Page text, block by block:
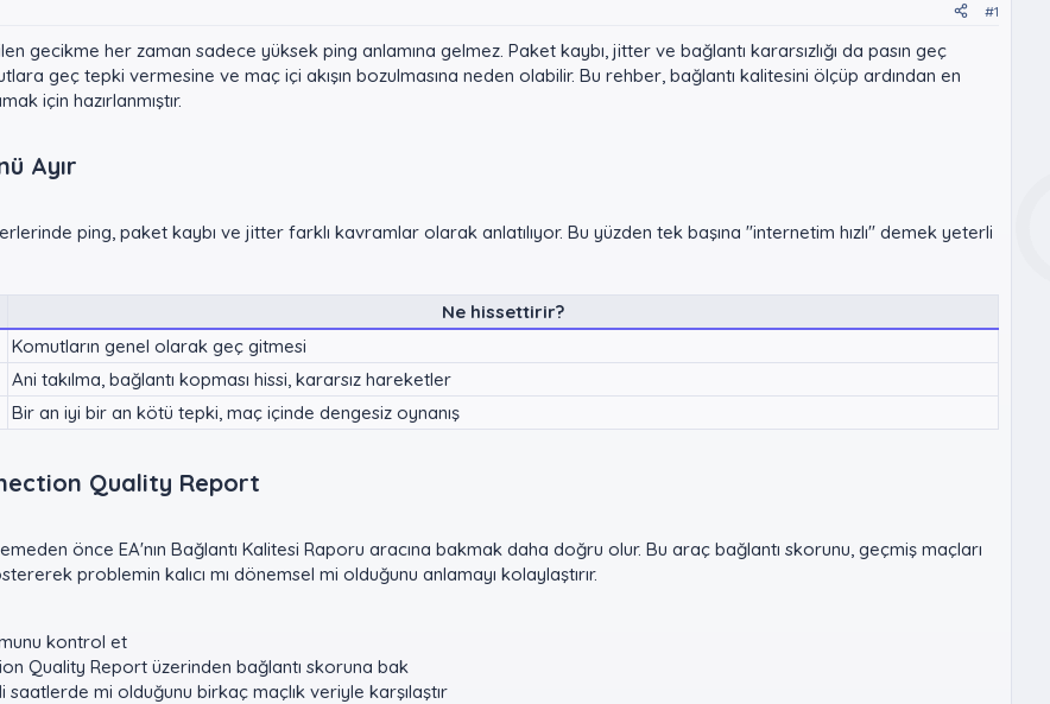
#1
gecikme her zaman sadece yüksek ping anlamına gelmez. Paket kaybı, jitter ve bağlantı kararsızlığı da pasın geç
geç tepki vermesine ve maç içi akışın bozulmasına neden olabilir. Bu rehber, bağlantı kalitesini ölçüp ardından en
için hazırlanmıştır.
Ayır​
ping, paket kaybı ve jitter farklı kavramlar olarak anlatılıyor. Bu yüzden tek başına "internetim hızlı" demek yeterli
Ne hissettirir?
Komutların genel olarak geç gitmesi
Ani takılma, bağlantı kopması hissi, kararsız hareketler
Bir an iyi bir an kötü tepki, maç içinde dengesiz oynanış
Quality Report​
önce EA'nın Bağlantı Kalitesi Raporu aracına bakmak daha doğru olur. Bu araç bağlantı skorunu, geçmiş maçları
problemin kalıcı mı dönemsel mi olduğunu anlamayı kolaylaştırır.
kontrol et
Quality Report üzerinden bağlantı skoruna bak
mi olduğunu birkaç maçlık veriyle karşılaştır